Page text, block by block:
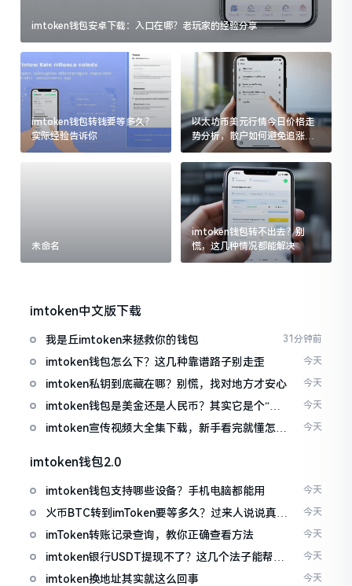
imtoken钱包安卓下载：入口在哪？老玩家的经验分享
imtoken钱包转钱要等多久？
实际经验告诉你
以太坊币美元行情今日价格走
势分析，散户如何避免追涨杀
跌被套牢
未命名
imtoken钱包转不出去？别
慌，这几种情况都能解决
imtoken中文版下载
我是丘imtoken来拯救你的钱包 31分钟前
imtoken钱包怎么下？这几种靠谱路子别走歪 今天
imtoken私钥到底藏在哪？别慌，找对地方才安心 今天
imtoken钱包是美金还是人民币？其实它是个“多
面手”
今天
imtoken宣传视频大全集下载，新手看完就懂怎么
今天
imtoken钱包2.0
imtoken钱包支持哪些设备？手机电脑都能用 今天
火币BTC转到imToken要等多久？过来人说说真实
情况
今天
imToken转账记录查询，教你正确查看方法 今天
imtoken银行USDT提现不了？这几个法子能帮你
搞定
今天
imtoken换地址其实就这么回事 今天